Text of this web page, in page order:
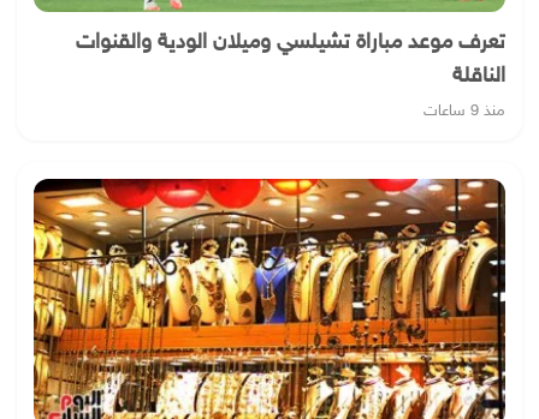
تعرف موعد مباراة تشيلسي وميلان الودية والقنوات
الناقلة
منذ 9 ساعات